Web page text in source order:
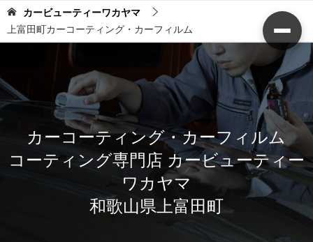
カービューティーワカヤマ
上富田町カーコーティング・カーフィルム
カーコーティング・カーフィルム
コーティング専門店 カービューティー
ワカヤマ
和歌山県上富田町